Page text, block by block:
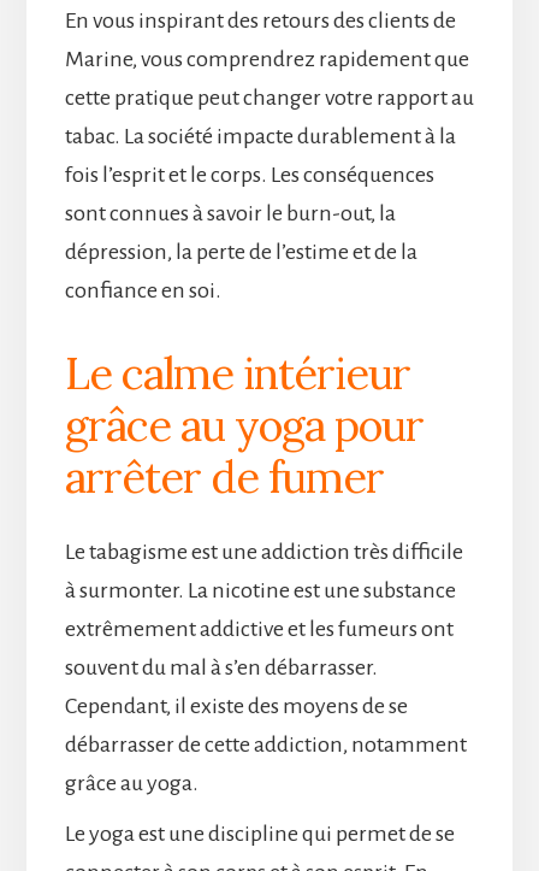
En vous inspirant des retours des clients de
Marine, vous comprendrez rapidement que
cette pratique peut changer votre rapport au
tabac. La société impacte durablement à la
fois l’esprit et le corps. Les conséquences
sont connues à savoir le burn-out, la
dépression, la perte de l’estime et de la
confiance en soi.
Le calme intérieur
grâce au yoga pour
arrêter de fumer
Le tabagisme est une addiction très difficile
à surmonter. La nicotine est une substance
extrêmement addictive et les fumeurs ont
souvent du mal à s’en débarrasser.
Cependant, il existe des moyens de se
débarrasser de cette addiction, notamment
grâce au yoga.
Le yoga est une discipline qui permet de se